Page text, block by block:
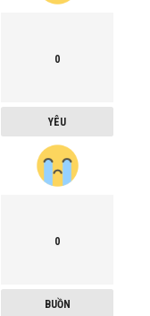
0
YÊU
0
BUỒN